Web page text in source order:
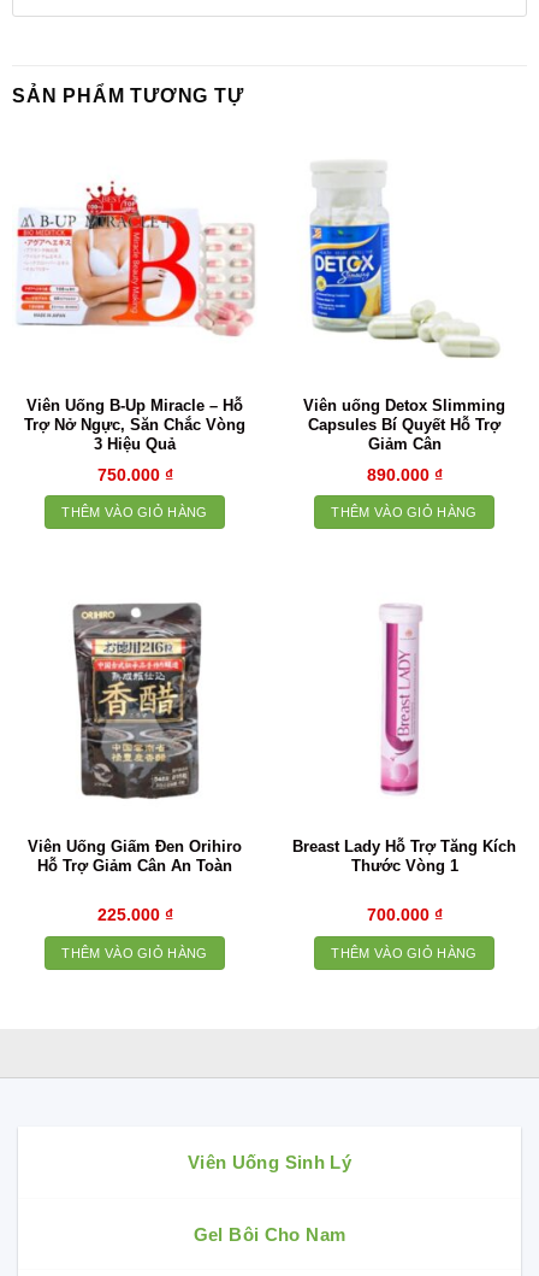
SẢN PHẨM TƯƠNG TỰ
Viên Uống B-Up Miracle – Hỗ
Trợ Nở Ngực, Săn Chắc Vòng
3 Hiệu Quả
750.000 ₫
THÊM VÀO GIỎ HÀNG
Viên uống Detox Slimming
Capsules Bí Quyết Hỗ Trợ
Giảm Cân
890.000 ₫
THÊM VÀO GIỎ HÀNG
Viên Uống Giấm Đen Orihiro
Hỗ Trợ Giảm Cân An Toàn
225.000 ₫
THÊM VÀO GIỎ HÀNG
Breast Lady Hỗ Trợ Tăng Kích
Thước Vòng 1
700.000 ₫
THÊM VÀO GIỎ HÀNG
Viên Uống Sinh Lý
Gel Bôi Cho Nam